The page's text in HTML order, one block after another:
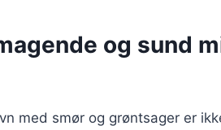
og sund
med smør og grøntsager er